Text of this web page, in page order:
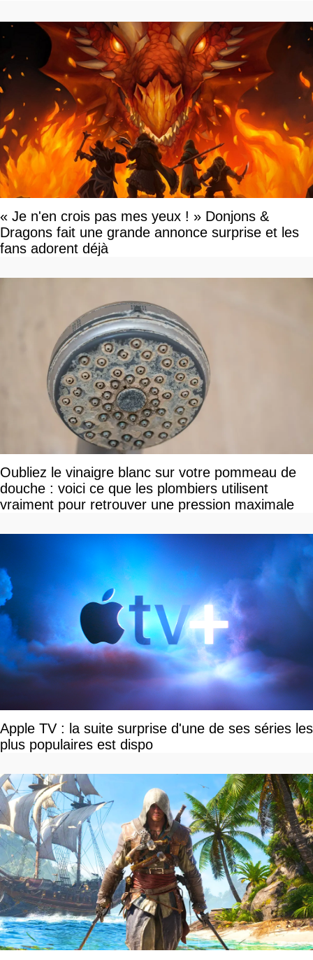
« Je n'en crois pas mes yeux ! » Donjons &
Dragons fait une grande annonce surprise et les
fans adorent déjà
Oubliez le vinaigre blanc sur votre pommeau de
douche : voici ce que les plombiers utilisent
vraiment pour retrouver une pression maximale
Apple TV : la suite surprise d'une de ses séries les
plus populaires est dispo